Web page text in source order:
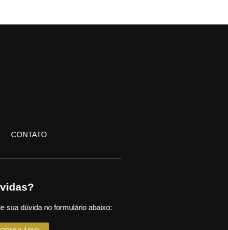
CONTATO
sua dúvida no formulário abaixo: